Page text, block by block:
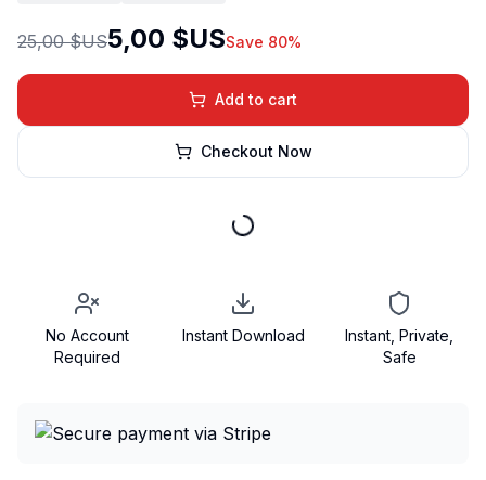
25,00 $US5,00 $USSave 80%
Add to cart
Checkout Now
No Account
Required
Instant Download
Instant, Private,
Safe